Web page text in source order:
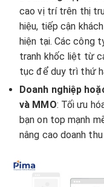
cao vị trí trên thị
hiệu, tiếp cận
hiện tại. Các công
tranh khốc liệt từ
tục để duy trì thứ
Doanh nghiệp
và MMO: Tối ưu
bạn on top mạnh
nâng cao doanh